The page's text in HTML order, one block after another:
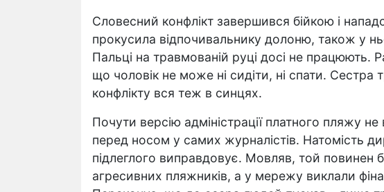
Словесний конфлікт завершився бійкою і
прокусила відпочивальнику долоню, також у
Пальці на травмованій руці досі не працюють.
що чоловік не може ні сидіти, ні спати. Сестра
конфлікту вся теж в синцях.
Почути версію адміністрації платного пляжу
перед носом у самих журналістів. Натомість
підлеглого виправдовує. Мовляв, той повинен
агресивних пляжників, а у мережу виклали